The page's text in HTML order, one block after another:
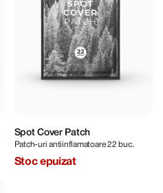
Spot Cover Patch
Patch-uri antiinflamatoare 22 buc.
Stoc epuizat